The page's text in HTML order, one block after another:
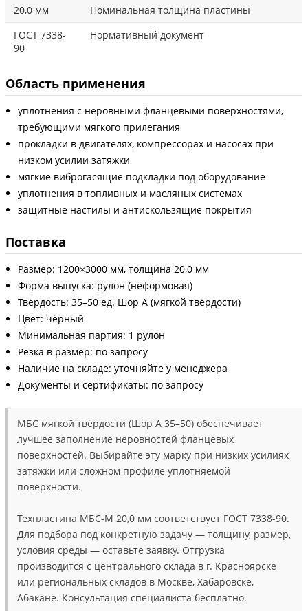
20,0 мм
Номинальная толщина пластины
ГОСТ 7338-
90
Нормативный документ
Область применения
уплотнения с неровными фланцевыми поверхностями,
требующими мягкого прилегания
прокладки в двигателях, компрессорах и насосах при
низком усилии затяжки
мягкие виброгасящие подкладки под оборудование
уплотнения в топливных и масляных системах
защитные настилы и антискользящие покрытия
Поставка
Размер: 1200×3000 мм, толщина 20,0 мм
Форма выпуска: рулон (неформовая)
Твёрдость: 35–50 ед. Шор А (мягкой твёрдости)
Цвет: чёрный
Минимальная партия: 1 рулон
Резка в размер: по запросу
Наличие на складе: уточняйте у менеджера
Документы и сертификаты: по запросу
МБС мягкой твёрдости (Шор А 35–50) обеспечивает
лучшее заполнение неровностей фланцевых
поверхностей. Выбирайте эту марку при низких усилиях
затяжки или сложном профиле уплотняемой
поверхности.
Техпластина МБС-М 20,0 мм соответствует ГОСТ 7338-90.
Для подбора под конкретную задачу — толщину, размер,
условия среды — оставьте заявку. Отгрузка
производится с центрального склада в г. Красноярске
или региональных складов в Москве, Хабаровске,
Абакане. Консультация специалиста бесплатно.